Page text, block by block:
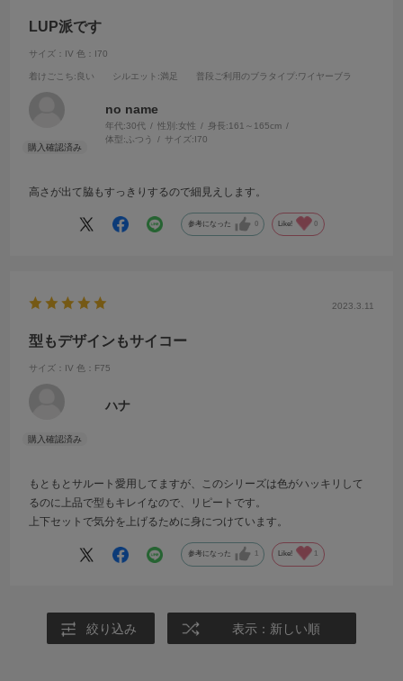
LUP派です
サイズ：IV 色：I70
着けごこち:良い シルエット :満足 普段ご利用のブラタイプ :ワイヤーブラ
no name
年代:30代 性別:女性 身長:161～165cm
体型: ふつう サイズ:I70
高さが出て脇もすっきりするので細見えします。
参考になった 0 Like! 0
2023.3.11
型もデザインもサイコー
サイズ：IV 色：F75
ハナ
もともとサルート愛用してますが、このシリーズは色がハッキリして
るのに上品で型もキレイなので、リピートです。
上下セットで気分を上げるために身につけています。
参考になった 1 Like! 1
絞り込み 表示：新しい順